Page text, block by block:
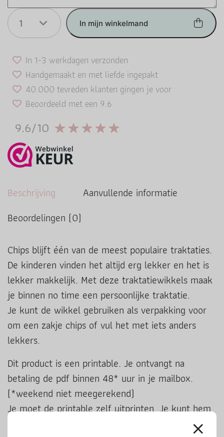
1 In mijn winkelmand
In 1-3 werkdagen verzonden
Handgemaakt en met liefde ingepakt
40.000 tevreden klanten gingen je voor
Beoordeeld met een 9.6
9.6/10
Beschrijving
Aanvullende informatie
Beoordelingen (0)
Chips blijft één van de meest populaire traktaties.
De kinderen vinden het altijd erg lekker en het is
lekker makkelijk. Met deze traktatiewikkels maak
je binnen no time een persoonlijke traktatie.
Je kunt de wikkel gebruiken als verpakking voor
om een zakje chips of vul het met iets anders
lekkers.
Dit product is een printable. Je ontvangt na
betaling de pdf binnen 48* uur in je mailbox.
(*weekend niet meegerekend)
Je moet de printable zelf uitprinten. Je kunt hem